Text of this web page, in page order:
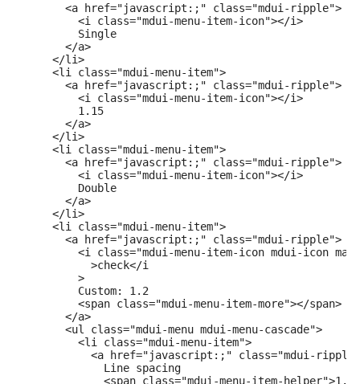
        <a href="javascript:;" class="mdui-ripple">
          <i class="mdui-menu-item-icon"></i>
          Single
        </a>
      </li>
      <li class="mdui-menu-item">
        <a href="javascript:;" class="mdui-ripple">
          <i class="mdui-menu-item-icon"></i>
          1.15
        </a>
      </li>
      <li class="mdui-menu-item">
        <a href="javascript:;" class="mdui-ripple">
          <i class="mdui-menu-item-icon"></i>
          Double
        </a>
      </li>
      <li class="mdui-menu-item">
        <a href="javascript:;" class="mdui-ripple">
<i class="mdui-menu-item-icon mdui-icon
            >check</i
          >
          Custom: 1.2
          <span class="mdui-menu-item-more"></span>
        </a>
        <ul class="mdui-menu mdui-menu-cascade">
          <li class="mdui-menu-item">
<a href="javascript:;" class="mdui-
              Line spacing
<span class="mdui-menu-item-